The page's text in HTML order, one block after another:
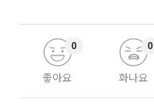
좋아요
0
화나요
0